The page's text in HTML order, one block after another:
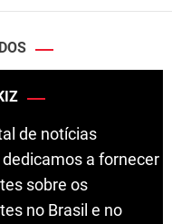
de notícias
a fornecer
sobre os
no Brasil e no